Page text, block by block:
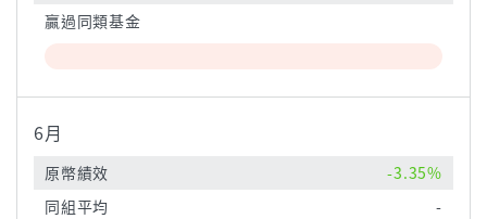
贏過同類基金
6月
原幣績效
-3.35%
同組平均
-